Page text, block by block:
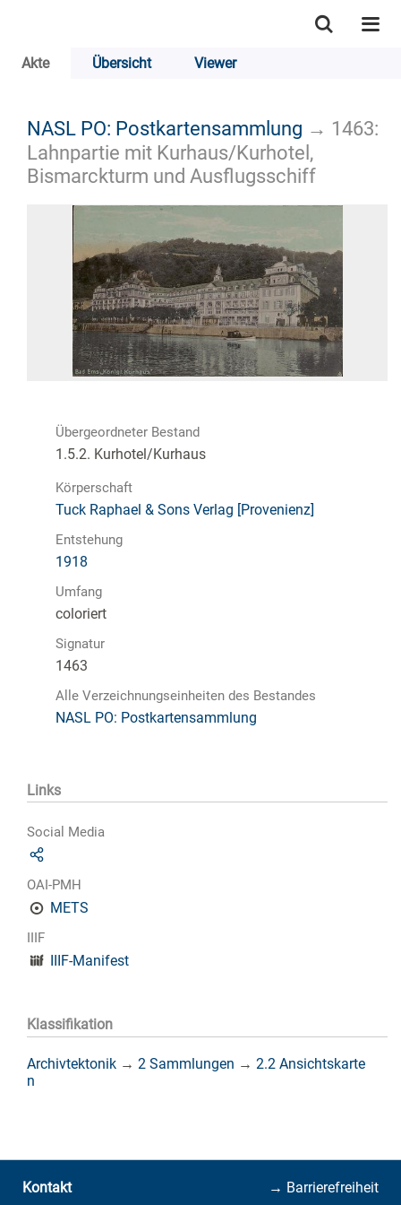
Akte Übersicht Viewer
NASL PO: Postkartensammlung → 1463:
Lahnpartie mit Kurhaus/Kurhotel,
Bismarckturm und Ausflugsschiff
Übergeordneter Bestand
1.5.2. Kurhotel/Kurhaus
Körperschaft
Tuck Raphael & Sons Verlag [Provenienz]
Entstehung
1918
Umfang
coloriert
Signatur
1463
Alle Verzeichnungseinheiten des Bestandes
NASL PO: Postkartensammlung
Links
Social Media
OAI-PMH
METS
IIIF
IIIF-Manifest
Klassifikation
Archivtektonik → 2 Sammlungen → 2.2 Ansichtskarte
n
→ Barrierefreiheit
Kontakt